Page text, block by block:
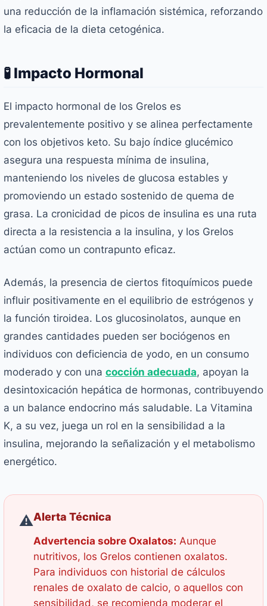
una reducción de la inflamación sistémica, reforzando
la eficacia de la dieta cetogénica.
🧪 Impacto Hormonal
El impacto hormonal de los Grelos es
prevalentemente positivo y se alinea perfectamente
con los objetivos keto. Su bajo índice glucémico
asegura una respuesta mínima de insulina,
manteniendo los niveles de glucosa estables y
promoviendo un estado sostenido de quema de
grasa. La cronicidad de picos de insulina es una ruta
directa a la resistencia a la insulina, y los Grelos
actúan como un contrapunto eficaz.
Además, la presencia de ciertos fitoquímicos puede
influir positivamente en el equilibrio de estrógenos y
la función tiroidea. Los glucosinolatos, aunque en
grandes cantidades pueden ser bociógenos en
individuos con deficiencia de yodo, en un consumo
moderado y con una cocción adecuada, apoyan la
desintoxicación hepática de hormonas, contribuyendo
a un balance endocrino más saludable. La Vitamina
K, a su vez, juega un rol en la sensibilidad a la
insulina, mejorando la señalización y el metabolismo
energético.
⚠️Alerta Técnica
Advertencia sobre Oxalatos: Aunque
nutritivos, los Grelos contienen oxalatos.
Para individuos con historial de cálculos
renales de oxalato de calcio, o aquellos con
sensibilidad, se recomienda moderar el